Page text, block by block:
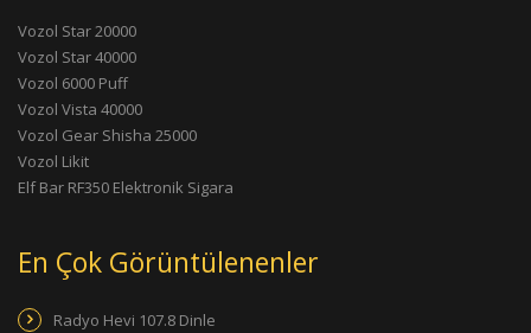
Vozol Star 20000
Vozol Star 40000
Vozol 6000 Puff
Vozol Vista 40000
Vozol Gear Shisha 25000
Vozol Likit
Elf Bar RF350 Elektronik Sigara
En Çok Görüntülenenler
Radyo Hevi 107.8 Dinle